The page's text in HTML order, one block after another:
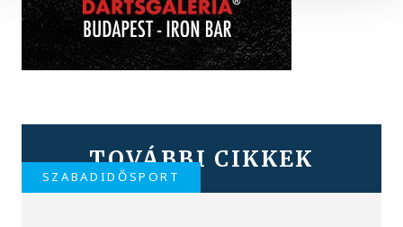
TOVÁBBI CIKKEK
SZABADIDŐSPORT